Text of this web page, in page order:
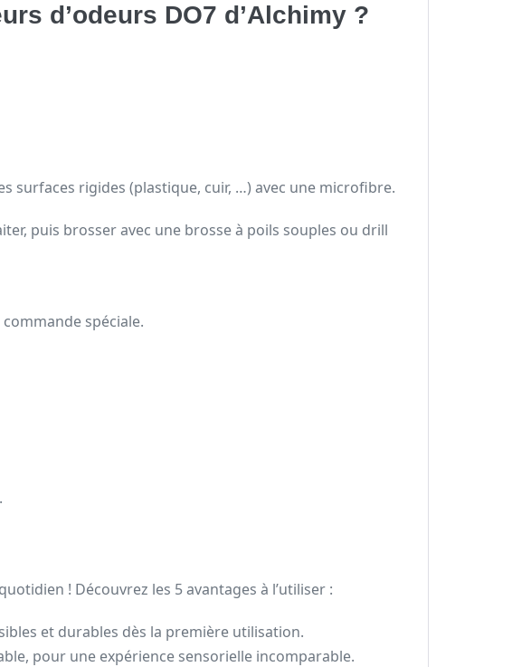
d’odeurs DO7 d’Alchimy ?
surfaces rigides (plastique, cuir, …) avec une microfibre.
puis brosser avec une brosse à poils souples ou drill
spéciale.
! Découvrez les 5 avantages à l’utiliser :
et durables dès la première utilisation.
pour une expérience sensorielle incomparable.